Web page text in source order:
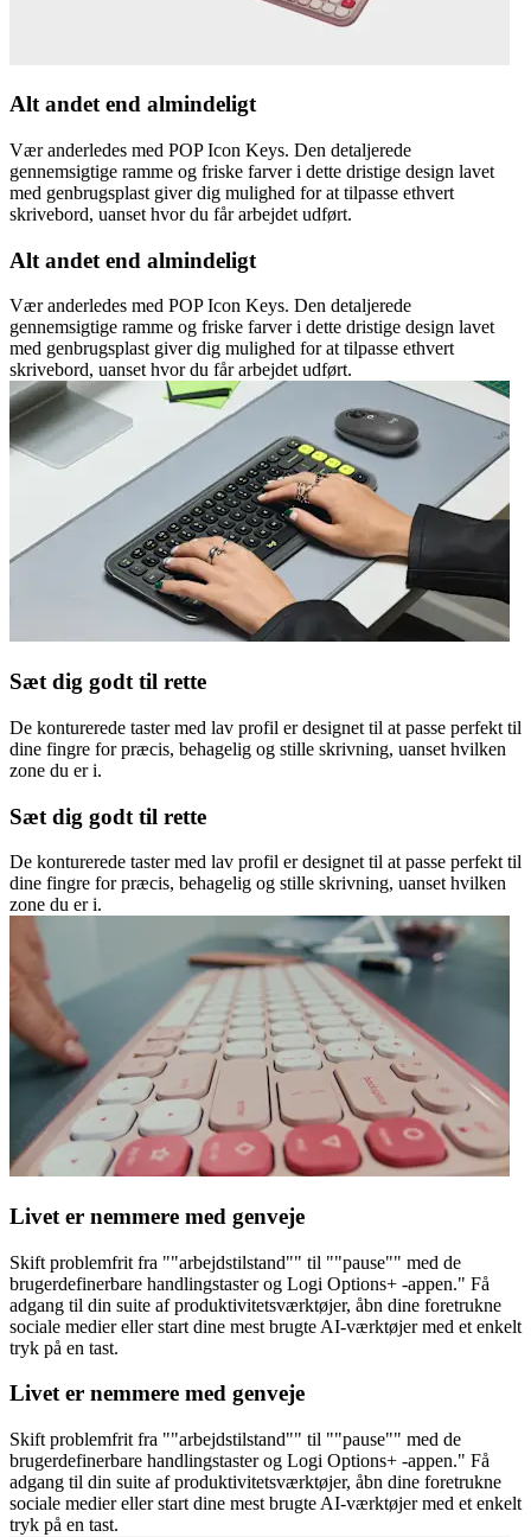
Alt andet end almindeligt
Vær anderledes med POP Icon Keys. Den detaljerede
gennemsigtige ramme og friske farver i dette dristige design lavet
med genbrugsplast giver dig mulighed for at tilpasse ethvert
skrivebord, uanset hvor du får arbejdet udført.
Alt andet end almindeligt
Vær anderledes med POP Icon Keys. Den detaljerede
gennemsigtige ramme og friske farver i dette dristige design lavet
med genbrugsplast giver dig mulighed for at tilpasse ethvert
skrivebord, uanset hvor du får arbejdet udført.
Sæt dig godt til rette
De konturerede taster med lav profil er designet til at passe perfekt til
dine fingre for præcis, behagelig og stille skrivning, uanset hvilken
zone du er i.
Sæt dig godt til rette
De konturerede taster med lav profil er designet til at passe perfekt til
dine fingre for præcis, behagelig og stille skrivning, uanset hvilken
zone du er i.
Livet er nemmere med genveje
Skift problemfrit fra ""arbejdstilstand"" til ""pause"" med de
brugerdefinerbare handlingstaster og Logi Options+ -appen." Få
adgang til din suite af produktivitetsværktøjer, åbn dine foretrukne
sociale medier eller start dine mest brugte AI-værktøjer med et enkelt
tryk på en tast.
Livet er nemmere med genveje
Skift problemfrit fra ""arbejdstilstand"" til ""pause"" med de
brugerdefinerbare handlingstaster og Logi Options+ -appen." Få
adgang til din suite af produktivitetsværktøjer, åbn dine foretrukne
sociale medier eller start dine mest brugte AI-værktøjer med et enkelt
tryk på en tast.